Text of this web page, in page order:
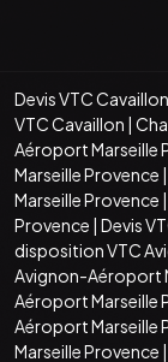
Devis VTC Cavaillon
VTC Cavaillon |
Aéroport Marseille
Marseille Provence |
Marseille Provence |
Provence | Devis
disposition VTC
Avignon-Aéroport
Aéroport Marseille
Aéroport Marseille
Marseille Provence |